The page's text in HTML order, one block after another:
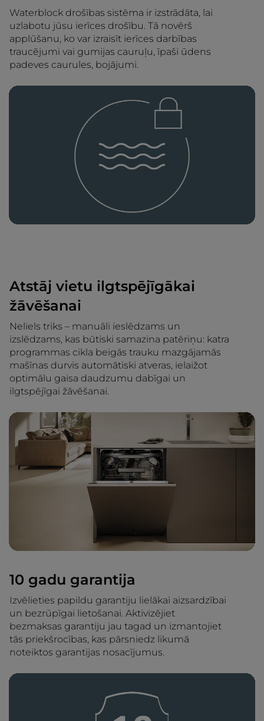
Waterblock drošības sistēma ir izstrādāta, lai
uzlabotu jūsu ierīces drošību. Tā novērš
applūšanu, ko var izraisīt ierīces darbības
traucējumi vai gumijas cauruļu, īpaši ūdens
padeves caurules, bojājumi.
Atstāj vietu ilgtspējīgākai
žāvēšanai
Neliels triks – manuāli ieslēdzams un
izslēdzams, kas būtiski samazina patēriņu: katra
programmas cikla beigās trauku mazgājamās
mašīnas durvis automātiski atveras, ielaižot
optimālu gaisa daudzumu dabīgai un
ilgtspējīgai žāvēšanai.
10 gadu garantija
Izvēlieties papildu garantiju lielākai aizsardzībai
un bezrūpīgai lietošanai. Aktivizējiet
bezmaksas garantiju jau tagad un izmantojiet
tās priekšrocības, kas pārsniedz likumā
noteiktos garantijas nosacījumus.